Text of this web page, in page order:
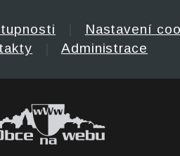
Nastavení
Administrace